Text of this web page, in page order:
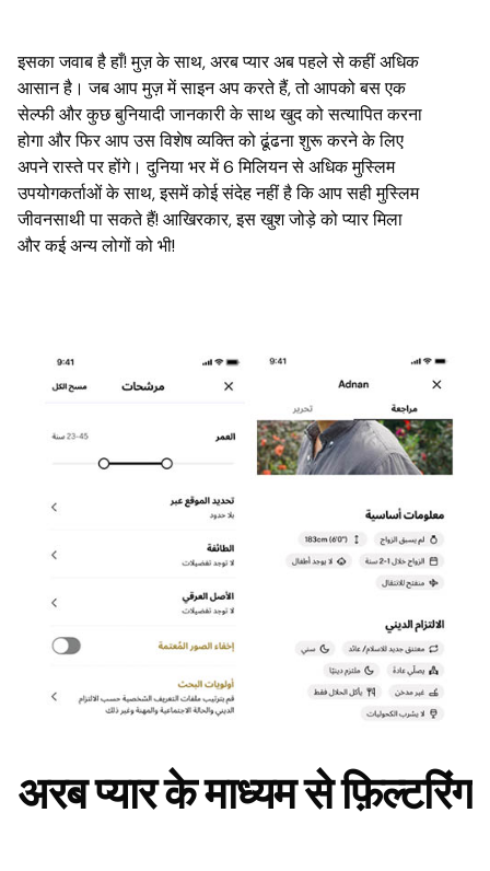
इसका जवाब है हाँ! मुज़ के साथ, अरब प्यार अब पहले से कहीं अधिक
आसान है। जब आप मुज़ में साइन अप करते हैं, तो आपको बस एक
सेल्फी और कुछ बुनियादी जानकारी के साथ खुद को सत्यापित करना
होगा और फिर आप उस विशेष व्यक्ति को ढूंढना शुरू करने के लिए
अपने रास्ते पर होंगे। दुनिया भर में 6 मिलियन से अधिक मुस्लिम
उपयोगकर्ताओं के साथ, इसमें कोई संदेह नहीं है कि आप सही मुस्लिम
जीवनसाथी पा सकते हैं! आखिरकार, इस खुश जोड़े को प्यार मिला
और कई अन्य लोगों को भी!
अरब प्यार के माध्यम से फ़िल्टरिंग